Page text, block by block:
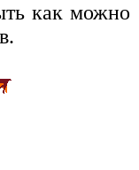
как можно